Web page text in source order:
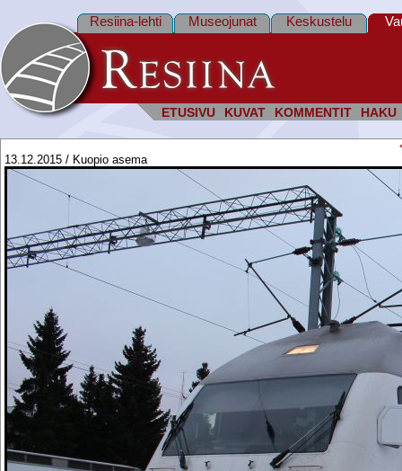
ETUSIVU KUVAT KOMMENTIT HAKU
Resiina-lehti Museojunat Keskustelu
13.12.2015 / Kuopio asema